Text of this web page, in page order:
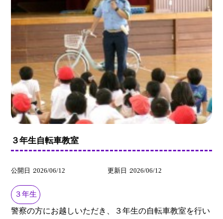
３年生自転車教室
公開日 2026/06/12 更新日 2026/06/12
３年生
警察の方にお越しいただき、３年生の自転車教室を行い